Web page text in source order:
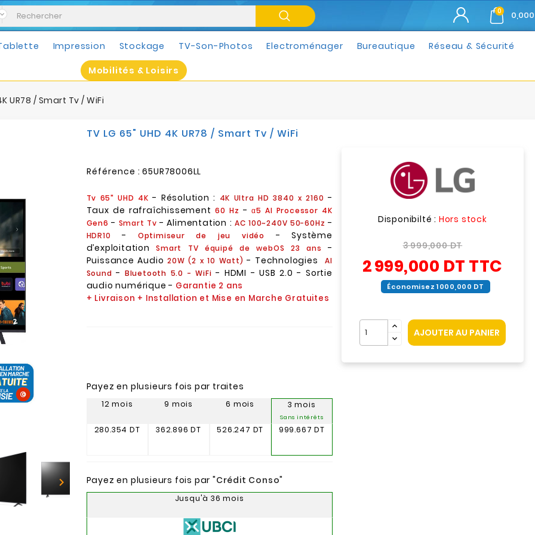
0
Impression Stockage TV-Son-Photos Electroménager Bureautique Réseau & Sécurité
Mobilités & Loisirs
UR78 / Smart Tv / WiFi

TV LG 65" UHD 4K UR78 / Smart Tv / WiFi
Référence : 65UR78006LL
Tv 65" UHD 4K - Résolution : 4K Ultra HD 3840 x 2160 -
Taux de rafraîchissement 60 Hz - α5 AI Processor 4K
Gen6 - Smart Tv - Alimentation : AC 100~240V 50-60Hz -
HDR10 - Optimiseur de jeu vidéo
- Système
d’exploitationSmart TV équipé de webOS 23 ans -
Puissance Audio20W (2 x 10 Watt) - TechnologiesAI
Sound - Bluetooth 5.0 - WiFi - HDMI - USB 2.0 - Sortie
audio numérique - Garantie 2 ans
+ Livraison + Installation et Mise en Marche Gratuites
Disponibilté : Hors stock
3 999,000 DT
2 999,000 DT TTC
Économisez 1 000,000 DT
AJOUTER AU PANIER
Payez en plusieurs fois par traites
12 mois
280.354 DT
9 mois
362.896 DT
6 mois
526.247 DT
3 mois
Sans intérêts
999.667 DT
Payez en plusieurs fois par "Crédit Conso"
Jusqu'à 36 mois